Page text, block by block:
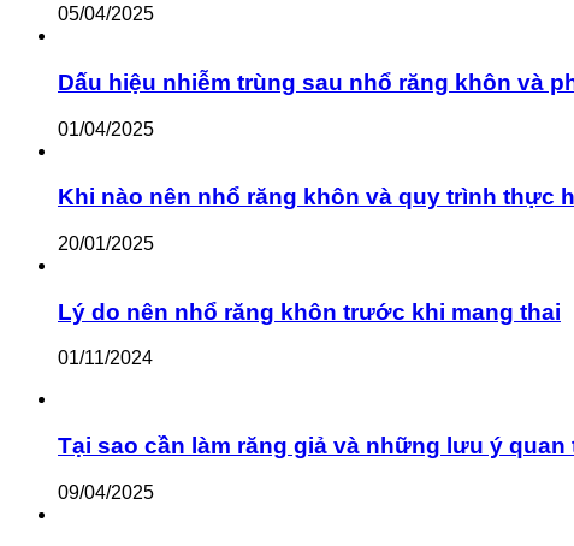
05/04/2025
Dấu hiệu nhiễm trùng sau nhổ răng khôn và
01/04/2025
Khi nào nên nhổ răng khôn và quy trình thực
20/01/2025
Lý do nên nhổ răng khôn trước khi mang thai
01/11/2024
Tại sao cần làm răng giả và những lưu ý
09/04/2025